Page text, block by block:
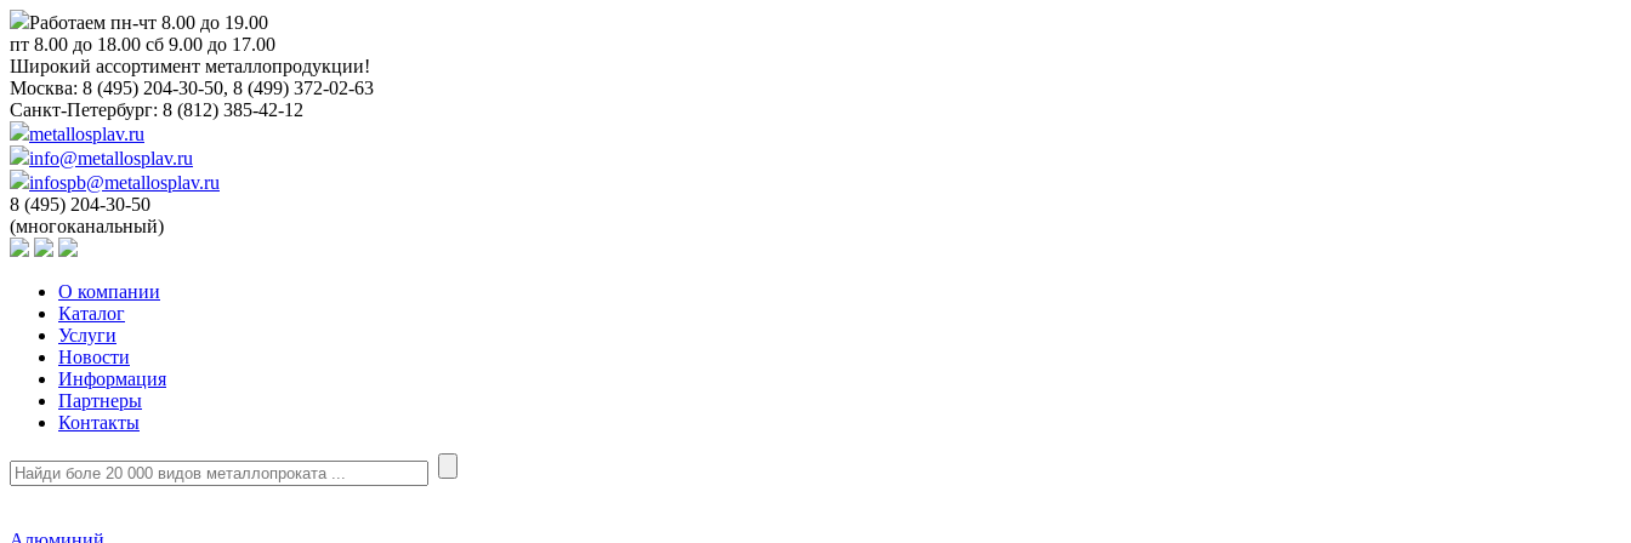
Работаем пн-чт 8.00 до 19.00
пт 8.00 до 18.00 сб 9.00 до 17.00
Широкий ассортимент металлопродукции!
Москва: 8 (495) 204-30-50, 8 (499) 372-02-63
Санкт-Петербург: 8 (812) 385-42-12
metallosplav.ru
info@metallosplav.ru
infospb@metallosplav.ru
8 (495) 204-30-50
(многоканальный)
О компании
Каталог
Услуги
Новости
Информация
Партнеры
Контакты